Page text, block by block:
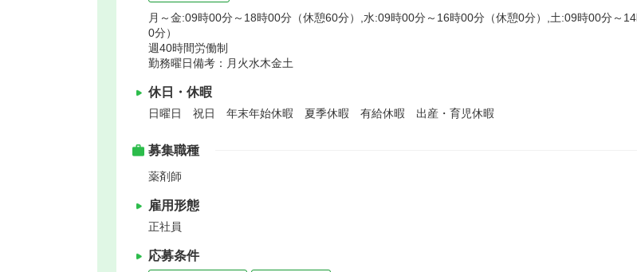
月～金:09時00分～18時00分（休憩60分）,水:09時00分～16時00分（休憩0分）,土:09時00分～
0分）
週40時間労働制
勤務曜日備考：月火水木金土
休日・休暇
日曜日 祝日 年末年始休暇 夏季休暇 有給休暇 出産・育児休暇
募集職種
薬剤師
雇用形態
正社員
応募条件